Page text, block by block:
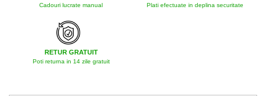
Cadouri lucrate manual Plati efectuate in deplina securitate
RETUR GRATUIT
Poti returna in 14 zile gratuit